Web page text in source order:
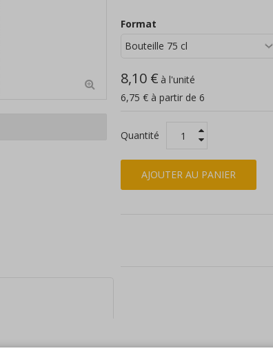
https://sbwy.st4.ch/
Format
8,10 € à l'unité
6,75 € à partir de 6
Quantité
AJOUTER AU PANIER